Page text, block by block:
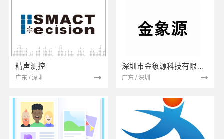
精声测控
广东 / 深圳
深圳市金象源科技有限公司
广东 / 深圳